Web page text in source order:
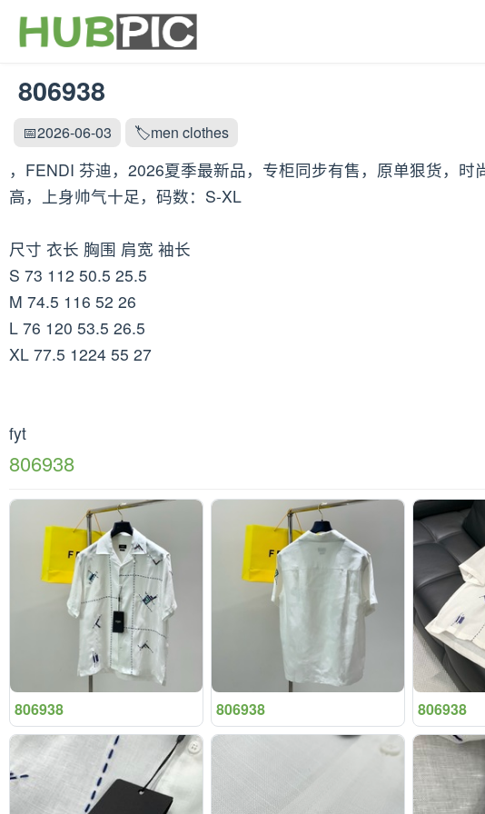
806938
📅2026-06-03 🏷️men clothes
，FENDI 芬迪，2026夏季最新品，专柜同步有售，原单狠货，
高，上身帅气十足，码数：S-XL
尺寸 衣长 胸围 肩宽 袖长
S 73 112 50.5 25.5
M 74.5 116 52 26
L 76 120 53.5 26.5
XL 77.5 1224 55 27
fyt
806938
806938 806938 806938